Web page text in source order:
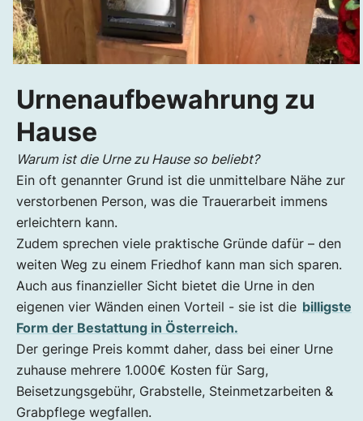
Urnenaufbewahrung zu
Hause
Warum ist die Urne zu Hause so beliebt?
Ein oft genannter Grund ist die unmittelbare Nähe zur
verstorbenen Person, was die Trauerarbeit immens
erleichtern kann.
Zudem sprechen viele praktische Gründe dafür – den
weiten Weg zu einem Friedhof kann man sich sparen.
Auch aus finanzieller Sicht bietet die Urne in den
eigenen vier Wänden einen Vorteil - sie ist die billigste
Form der Bestattung in Österreich.
Der geringe Preis kommt daher, dass bei einer Urne
zuhause mehrere 1.000€ Kosten für Sarg,
Beisetzungsgebühr, Grabstelle, Steinmetzarbeiten &
Grabpflege wegfallen.